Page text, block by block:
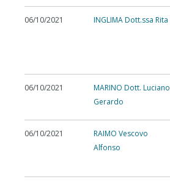
06/10/2021 INGLIMA Dott.ssa Rita
06/10/2021
MARINO Dott. Luciano
Gerardo
06/10/2021
RAIMO Vescovo
Alfonso